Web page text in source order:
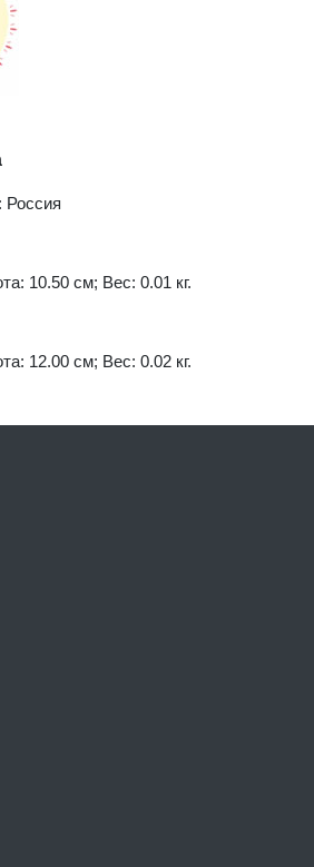
Россия
10.50 см; Вес: 0.01 кг.
12.00 см; Вес: 0.02 кг.